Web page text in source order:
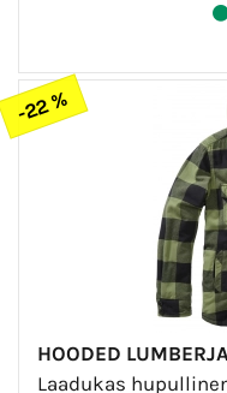
-22 %
HOODED
Laadukas